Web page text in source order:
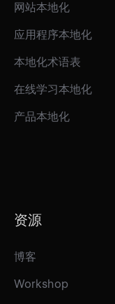
网站本地化
应用程序本地化
本地化术语表
在线学习本地化
产品本地化
资源
博客
Workshop